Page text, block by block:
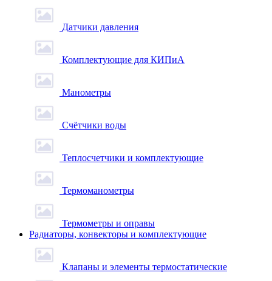
Датчики давления
Комплектующие для КИПиА
Манометры
Счётчики воды
Теплосчетчики и комплектующие
Термоманометры
Термометры и оправы
Радиаторы, конвекторы и комплектующие
Клапаны и элементы термостатические